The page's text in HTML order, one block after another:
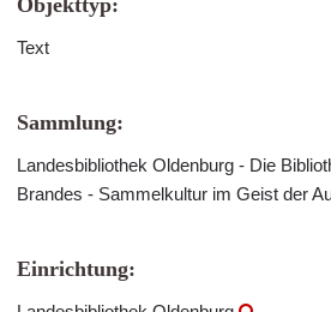
Objekttyp:
Text
Sammlung:
Landesbibliothek Oldenburg - Die
Brandes - Sammelkultur im Geist der
Einrichtung: